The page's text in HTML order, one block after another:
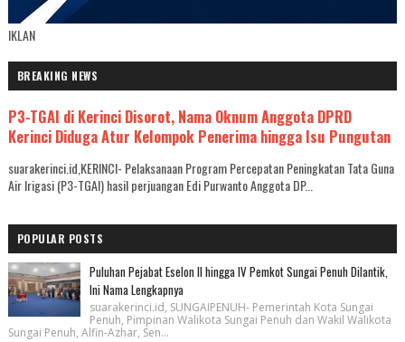
IKLAN
BREAKING NEWS
P3-TGAI di Kerinci Disorot, Nama Oknum Anggota DPRD
Kerinci Diduga Atur Kelompok Penerima hingga Isu Pungutan
suarakerinci.id,KERINCI- Pelaksanaan Program Percepatan Peningkatan Tata Guna
Air Irigasi (P3-TGAI) hasil perjuangan Edi Purwanto Anggota DP...
POPULAR POSTS
Puluhan Pejabat Eselon II hingga IV Pemkot Sungai Penuh Dilantik,
Ini Nama Lengkapnya
suarakerinci.id, SUNGAIPENUH- Pemerintah Kota Sungai
Penuh, Pimpinan Walikota Sungai Penuh dan Wakil Walikota
Sungai Penuh, Alfin-Azhar, Sen...